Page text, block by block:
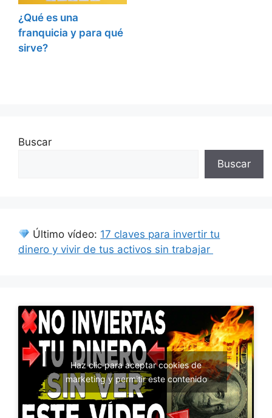
¿Qué es una
franquicia y para qué
sirve?
Buscar
Buscar
Último vídeo: 17 claves para invertir tu
dinero y vivir de tus activos sin trabajar
Haz clic para aceptar cookies de
marketing y permitir este contenido